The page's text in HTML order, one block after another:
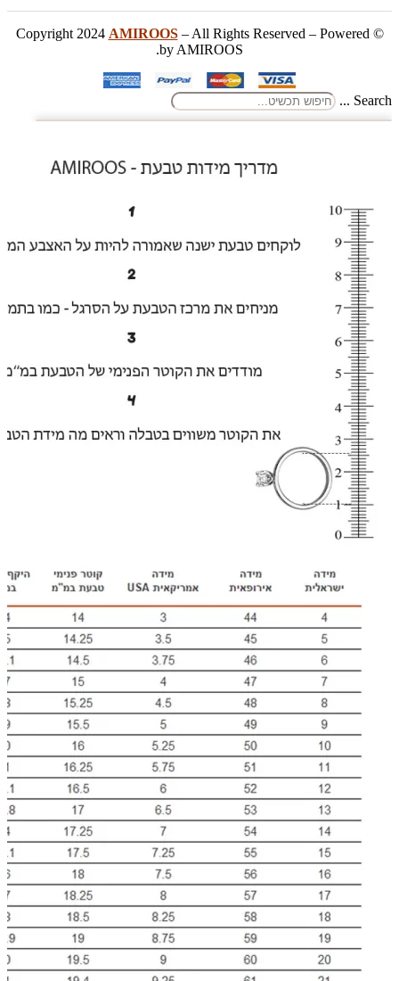
© Copyright 2024
AMIROOS– All Rights Reserved – Powered
by AMIROOS.
Search ...